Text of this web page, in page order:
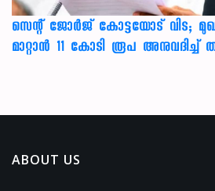
സെന്റ് ജോർജ് കോട്ടയോട് വിട;
മാറ്റാൻ 11 കോടി രൂപ അനുവദിച്ച്
ABOUT US